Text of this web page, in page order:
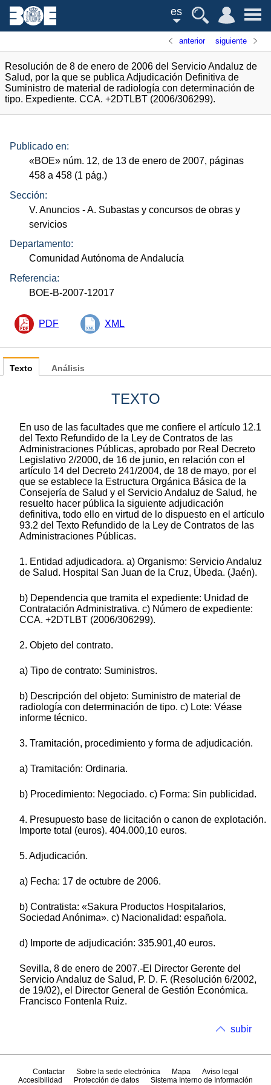
es
anterior siguiente
Resolución de 8 de enero de 2006 del Servicio Andaluz de
Salud, por la que se publica Adjudicación Definitiva de
Suministro de material de radiología con determinación de
tipo. Expediente. CCA. +2DTLBT (2006/306299).
Publicado en:
«BOE» núm. 12, de 13 de enero de 2007, páginas
458 a 458 (1 pág.)
Sección:
V. Anuncios - A. Subastas y concursos de obras y
servicios
Departamento:
Comunidad Autónoma de Andalucía
Referencia:
BOE-B-2007-12017
PDF XML
Texto
TEXTO
En uso de las facultades que me confiere el artículo 12.1
del Texto Refundido de la Ley de Contratos de las
Administraciones Públicas, aprobado por Real Decreto
Legislativo 2/2000, de 16 de junio, en relación con el
artículo 14 del Decreto 241/2004, de 18 de mayo, por el
que se establece la Estructura Orgánica Básica de la
Consejería de Salud y el Servicio Andaluz de Salud, he
resuelto hacer pública la siguiente adjudicación
definitiva, todo ello en virtud de lo dispuesto en el artículo
93.2 del Texto Refundido de la Ley de Contratos de las
Administraciones Públicas.
1. Entidad adjudicadora. a) Organismo: Servicio Andaluz
de Salud. Hospital San Juan de la Cruz, Úbeda. (Jaén).
b) Dependencia que tramita el expediente: Unidad de
Contratación Administrativa. c) Número de expediente:
CCA. +2DTLBT (2006/306299).
2. Objeto del contrato.
a) Tipo de contrato: Suministros.
b) Descripción del objeto: Suministro de material de
radiología con determinación de tipo. c) Lote: Véase
informe técnico.
3. Tramitación, procedimiento y forma de adjudicación.
a) Tramitación: Ordinaria.
b) Procedimiento: Negociado. c) Forma: Sin publicidad.
4. Presupuesto base de licitación o canon de explotación.
Importe total (euros). 404.000,10 euros.
5. Adjudicación.
a) Fecha: 17 de octubre de 2006.
b) Contratista: «Sakura Productos Hospitalarios,
Sociedad Anónima». c) Nacionalidad: española.
d) Importe de adjudicación: 335.901,40 euros.
Sevilla, 8 de enero de 2007.-El Director Gerente del
Servicio Andaluz de Salud, P. D. F. (Resolución 6/2002,
de 19/02), el Director General de Gestión Económica.
Francisco Fontenla Ruiz.
Análisis
subir
Contactar Sobre la sede electrónica Mapa
Aviso legal
Accesibilidad
Protección de datos
Sistema Interno de Información